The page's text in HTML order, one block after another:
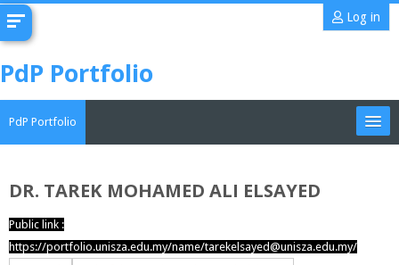
content
Log in
PdP Portfolio
PdP Portfolio
English ‎(en)‎
DR. TAREK MOHAMED ALI ELSAYED
Public link :
https://portfolio.unisza.edu.my/name/tarekelsayed@unisza.edu.my/